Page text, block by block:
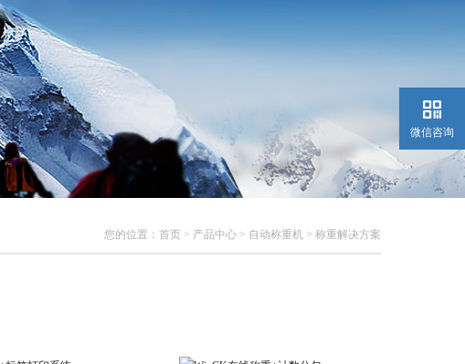
您的位置： 首页 > 产品中心 > 自动称重机 > 称重解决方案
微信咨询